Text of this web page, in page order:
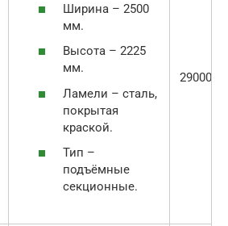
Ширина – 2500
мм.
Высота – 2225
мм.
Ламели – сталь,
покрытая
краской.
Тип –
подъёмные
секционные.
29000